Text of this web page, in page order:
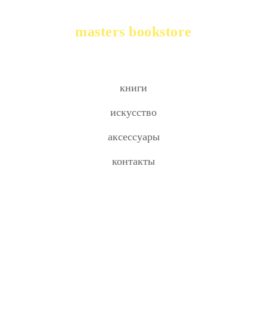
masters bookstore
книги
искусство
аксессуары
контакты